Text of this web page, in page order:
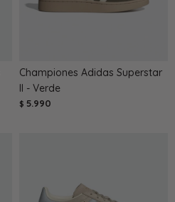
Championes Adidas Superstar
II - Verde
$ 5.990